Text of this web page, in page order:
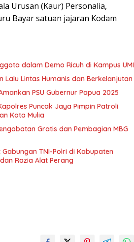
Urusan (Kaur) Personalia,
Bayar satuan jajaran Kodam
dalam Demo Ricuh di Kampus UMI
Lintas Humanis dan Berkelanjutan
PSU Gubernur Papua 2025
Puncak Jaya Pimpin Patroli
Kota Mulia
Gratis dan Pembagian MBG
TNI-Polri di Kabupaten
Razia Alat Perang